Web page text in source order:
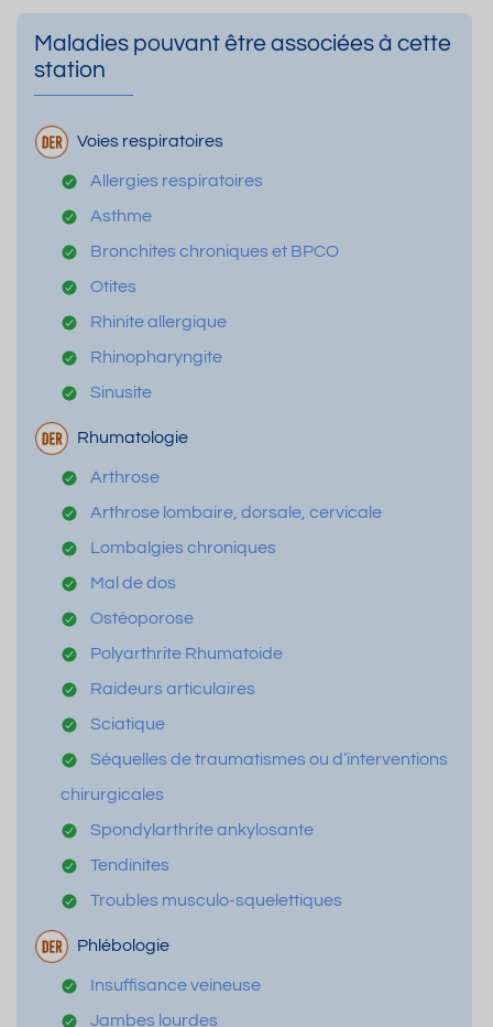
Maladies pouvant être associées à cette
station
Voies respiratoires
Allergies respiratoires
Asthme
Bronchites chroniques et BPCO
Otites
Rhinite allergique
Rhinopharyngite
Sinusite
Rhumatologie
Arthrose
Arthrose lombaire, dorsale, cervicale
Lombalgies chroniques
Mal de dos
Ostéoporose
Polyarthrite Rhumatoide
Raideurs articulaires
Sciatique
Séquelles de traumatismes ou d’interventions
chirurgicales
Spondylarthrite ankylosante
Tendinites
Troubles musculo-squelettiques
Phlébologie
Insuffisance veineuse
Jambes lourdes